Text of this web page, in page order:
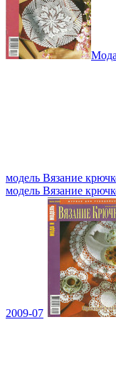
модель Вязание
модель Вязание
2009-07